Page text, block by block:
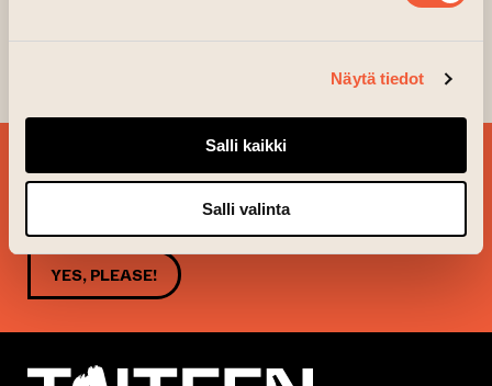
Näytä tiedot
Salli kaikki
Salli valinta
SIGN UP FOR OUR
NEWSLETTER!
YES, PLEASE!